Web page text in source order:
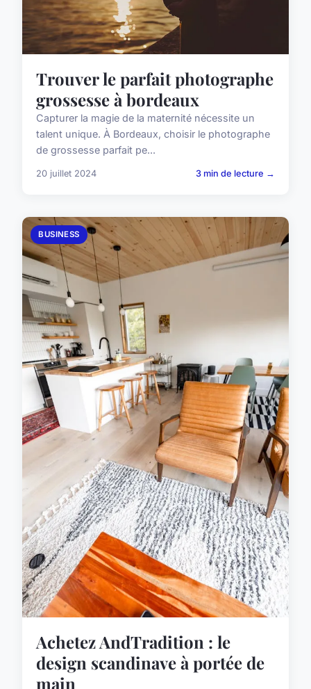
Trouver le parfait photographe
grossesse à bordeaux
Capturer la magie de la maternité nécessite un
talent unique. À Bordeaux, choisir le photographe
de grossesse parfait pe...
20 juillet 2024 3 min de lecture →
BUSINESS
Achetez AndTradition : le
design scandinave à portée de
main